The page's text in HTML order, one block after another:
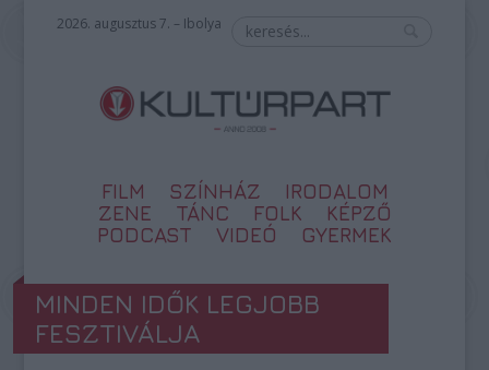
2026. augusztus 7. – Ibolya
FILM SZÍNHÁZ
IRODALOM
ZENE
TÁNC FOLK
KÉPZŐ
PODCAST
VIDEÓ GYERMEK
MINDEN IDŐK LEGJOBB
FESZTIVÁLJA